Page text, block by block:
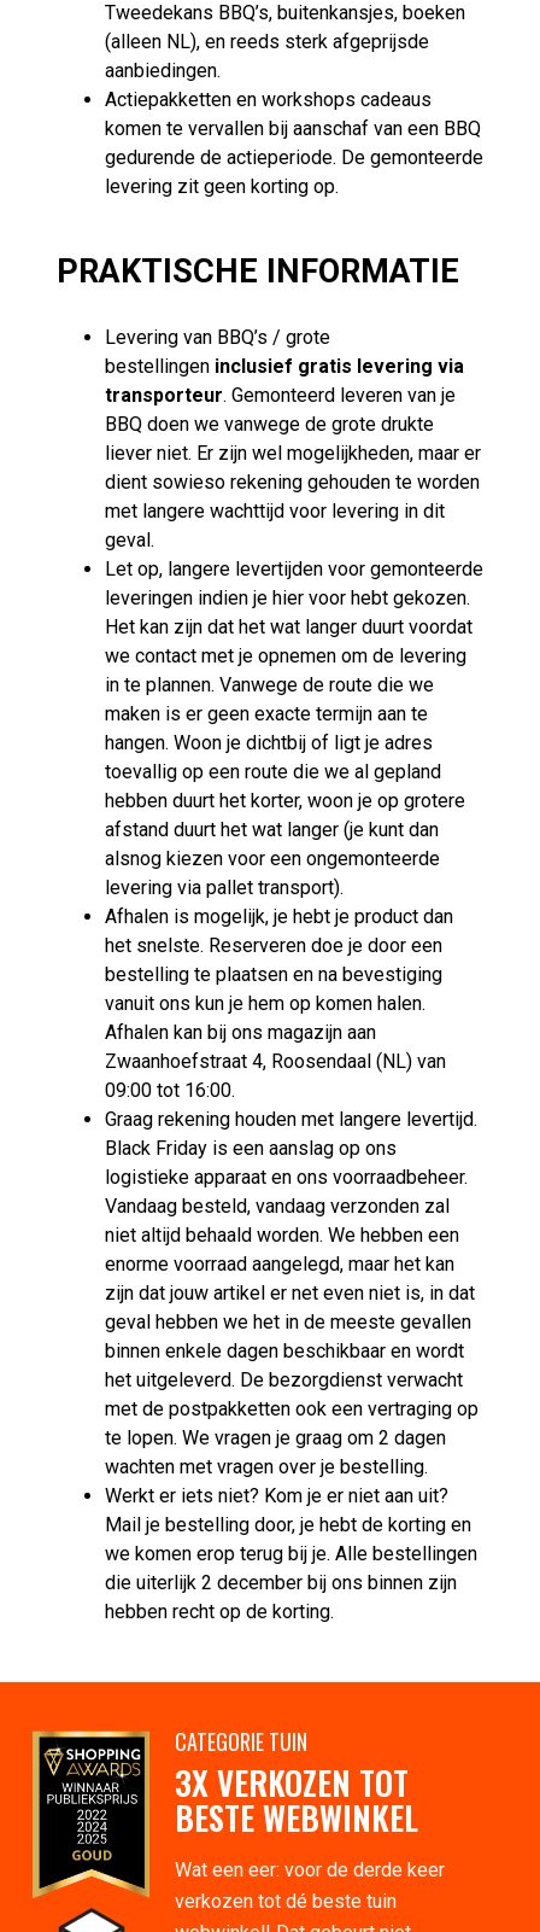
Tweedekans BBQ’s, buitenkansjes, boeken
(alleen NL), en reeds sterk afgeprijsde
aanbiedingen.
Actiepakketten en workshops cadeaus
komen te vervallen bij aanschaf van een BBQ
gedurende de actieperiode. De gemonteerde
levering zit geen korting op.
PRAKTISCHE INFORMATIE
Levering van BBQ’s / grote
bestellingen inclusief gratis levering via
transporteur. Gemonteerd leveren van je
BBQ doen we vanwege de grote drukte
liever niet. Er zijn wel mogelijkheden, maar er
dient sowieso rekening gehouden te worden
met langere wachttijd voor levering in dit
geval.
Let op, langere levertijden voor gemonteerde
leveringen indien je hier voor hebt gekozen.
Het kan zijn dat het wat langer duurt voordat
we contact met je opnemen om de levering
in te plannen. Vanwege de route die we
maken is er geen exacte termijn aan te
hangen. Woon je dichtbij of ligt je adres
toevallig op een route die we al gepland
hebben duurt het korter, woon je op grotere
afstand duurt het wat langer (je kunt dan
alsnog kiezen voor een ongemonteerde
levering via pallet transport).
Afhalen is mogelijk, je hebt je product dan
het snelste. Reserveren doe je door een
bestelling te plaatsen en na bevestiging
vanuit ons kun je hem op komen halen.
Afhalen kan bij ons magazijn aan
Zwaanhoefstraat 4, Roosendaal (NL) van
09:00 tot 16:00.
Graag rekening houden met langere levertijd.
Black Friday is een aanslag op ons
logistieke apparaat en ons voorraadbeheer.
Vandaag besteld, vandaag verzonden zal
niet altijd behaald worden. We hebben een
enorme voorraad aangelegd, maar het kan
zijn dat jouw artikel er net even niet is, in dat
geval hebben we het in de meeste gevallen
binnen enkele dagen beschikbaar en wordt
het uitgeleverd. De bezorgdienst verwacht
met de postpakketten ook een vertraging op
te lopen. We vragen je graag om 2 dagen
wachten met vragen over je bestelling.
Werkt er iets niet? Kom je er niet aan uit?
Mail je bestelling door, je hebt de korting en
we komen erop terug bij je. Alle bestellingen
die uiterlijk 2 december bij ons binnen zijn
hebben recht op de korting.
CATEGORIE TUIN
3X VERKOZEN TOT
BESTE WEBWINKEL
Wat een eer: voor de derde keer
verkozen tot dé beste tuin